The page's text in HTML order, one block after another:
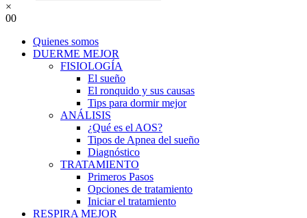
×
00
Quienes somos
DUERME MEJOR
FISIOLOGÍA
El sueño
El ronquido y sus causas
Tips para dormir mejor
ANÁLISIS
¿Qué es el AOS?
Tipos de Apnea del sueño
Diagnóstico
TRATAMIENTO
Primeros Pasos
Opciones de tratamiento
Iniciar el tratamiento
RESPIRA MEJOR